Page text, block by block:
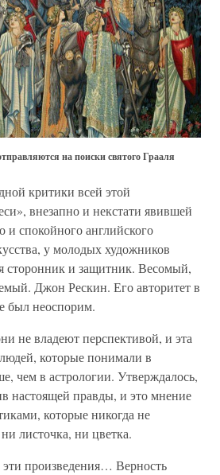
на поиски святого Грааля
критики всей этой
внезапно и некстати явившей
и спокойного английского
у молодых художников
сторонник и защитник. Весомый,
Джон Рескин. Его авторитет в
был неоспорим.
не владеют перспективой, и эта
которые понимали в
чем в астрологии. Утверждалось,
настоящей правды, и это мнение
которые никогда не
листочка, ни цветка.
эти произведения… Верность